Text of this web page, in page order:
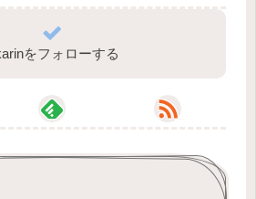
をフォローする